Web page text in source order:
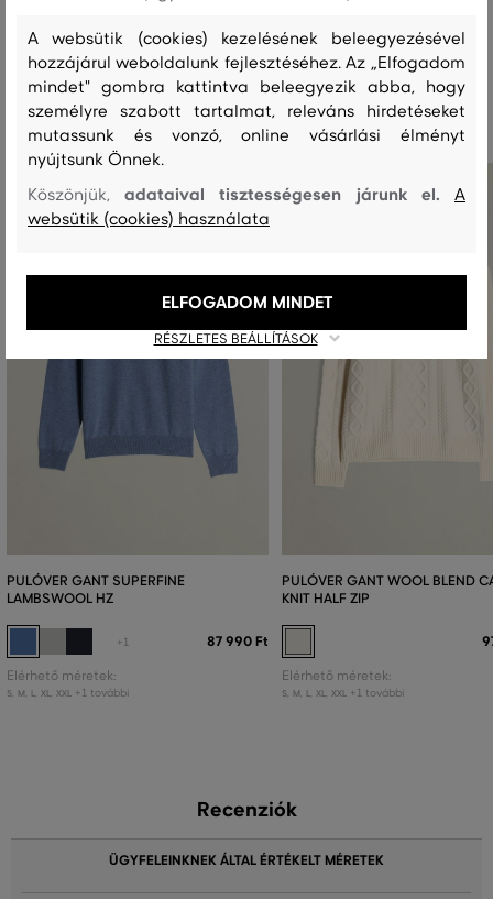
Ajánlott termékek
PULÓVER GANT SUPERFINE
LAMBSWOOL HZ
+1 87 990 Ft
Elérhető méretek:
S M L XL XXL +1 további
PULÓVER GANT WOOL BLEND
KNIT HALF ZIP
Elérhető méretek:
S M L XL XXL +1 további
Recenziók
ÜGYFELEINKNEK ÁLTAL ÉRTÉKELT MÉRETEK
A websütik (cookies) kezelésének beleegyezésével
hozzájárul weboldalunk fejlesztéséhez. Az „Elfogadom
mindet" gombra kattintva beleegyezik abba, hogy
személyre szabott tartalmat, releváns hirdetéseket
mutassunk és vonzó, online vásárlási élményt
nyújtsunk Önnek.
Köszönjük,adataival tisztességesen járunk el.A
websütik (cookies) használata
RÉSZLETES BEÁLLÍTÁSOK
ELFOGADOM MINDET